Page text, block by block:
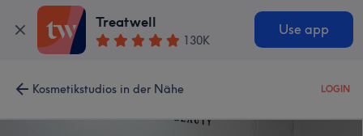
Treatwell
130K
Use app
Kosmetikstudios in der Nähe LOGIN